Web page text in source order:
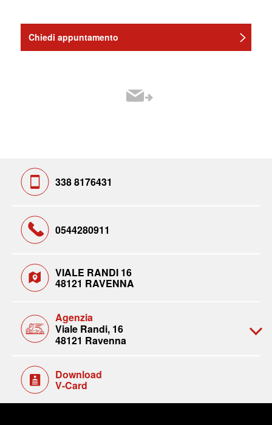
Chiedi appuntamento
338 8176431
0544280911
VIALE RANDI 16
48121 RAVENNA
Agenzia
Viale Randi, 16
48121 Ravenna
Download
V-Card